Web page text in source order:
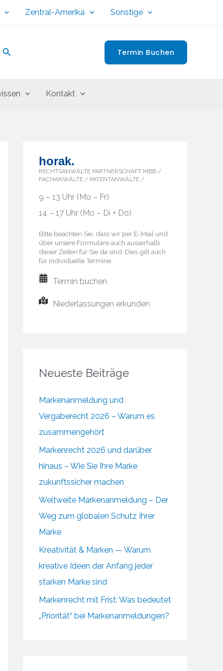
Zentral-Amerika Sonstige
Suchen Termin Buchen
Kontakt
horak.
RECHTSANWÄLTE PARTNERSCHAFT MBB /
FACHANWÄLTE / PATENTANWÄLTE /
9 – 13 Uhr (Mo – Fr)
14 – 17 Uhr (Mo – Di + Do)
Bitte beachten Sie, dass wir per E-Mail und
über unsere Formulare auch ausserhalb
dieser Zeiten für Sie da sind. Dies gilt auch
für individuelle Termine.
Termin buchen
Niederlassungen erkunden
Neueste Beiträge
Markenanmeldung und
Vergaberecht 2026 – Warum es
zusammengehört
Markenrecht 2026 und darüber
hinaus – Wie Sie Ihre Marke
zukunftssicher machen
Weltweite Markenanmeldung – Der
Weg zum globalen Schutz Ihrer
Marke
Kreativität & Marken — Warum
kreative Ideen der Anfang jeder
starken Marke sind
Markenrecht mit Frist: Was bedeutet
„Priorität“ bei Markenanmeldungen?